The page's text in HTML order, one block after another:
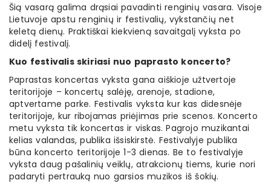
Šią vasarą galima drąsiai pavadinti renginių vasara. Visoje
Lietuvoje apstu renginių ir festivalių, vykstančių net
keletą dienų. Praktiškai kiekvieną savaitgalį vyksta po
didelį festivalį.
Kuo festivalis skiriasi nuo paprasto koncerto?
Paprastas koncertas vyksta gana aiškioje užtvertoje
teritorijoje – koncertų salėję, arenoje, stadione,
aptvertame parke. Festivalis vyksta kur kas didesnėje
teritorijoje, kur ribojamas priėjimas prie scenos. Koncerto
metu vyksta tik koncertas ir viskas. Pagrojo muzikantai
kelias valandas, publika išsiskirstė. Festivalyje publika
būna koncerto teritorijoje 1-3 dienas. Be to festivalyje
vyksta daug pašalinių veiklų, atrakcionų tiems, kurie nori
padaryti pertrauką nuo garsios muzikos iš šokių.